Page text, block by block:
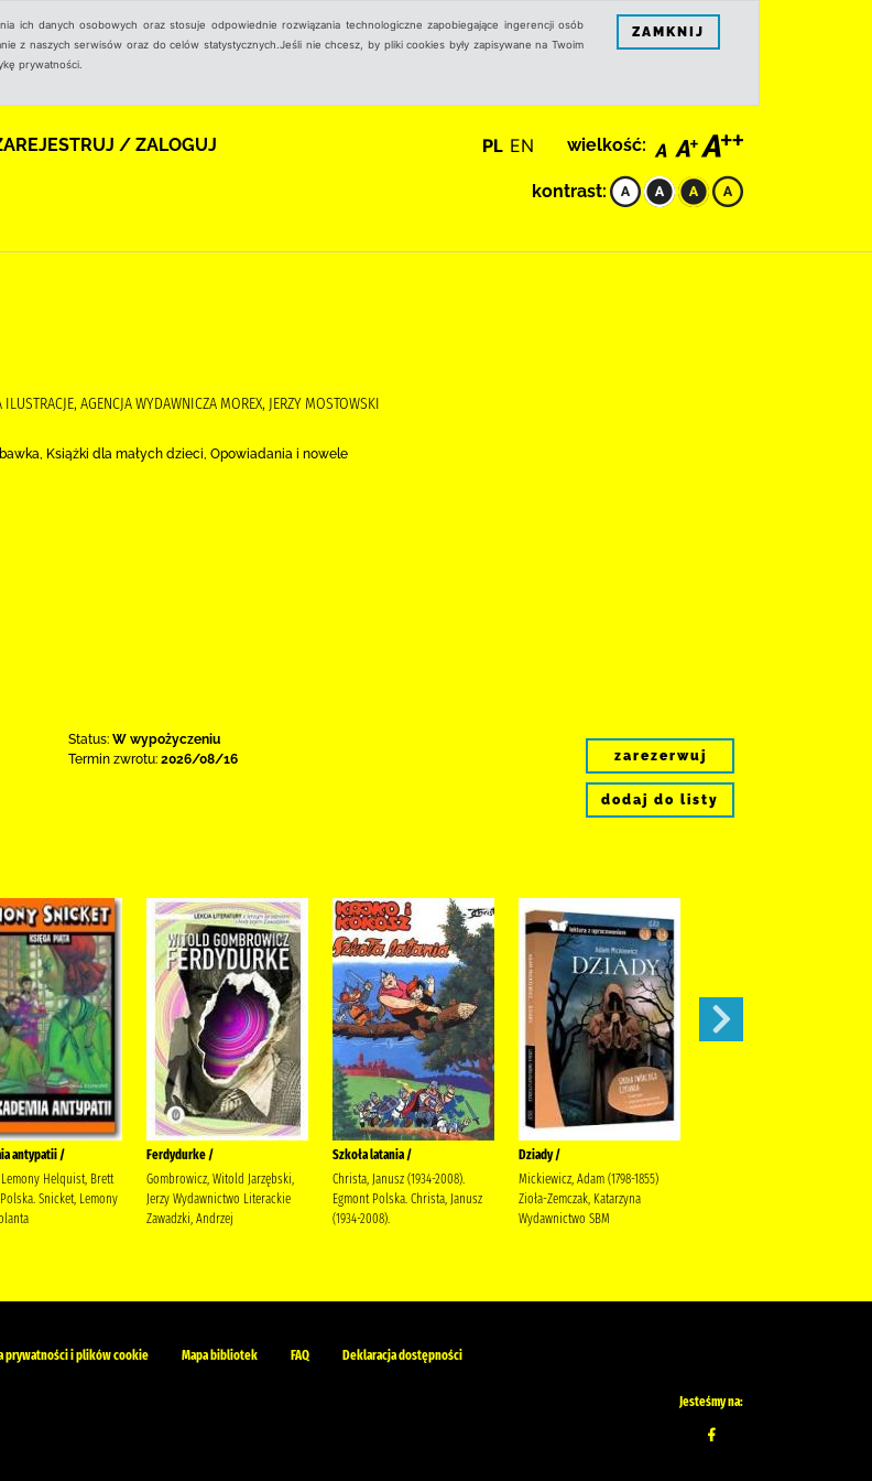
ich danych osobowych oraz stosuje odpowiednie rozwiązania technologiczne zapobiegające ingerencji osób
z naszych serwisów oraz do celów statystycznych.Jeśli nie chcesz, by pliki cookies były zapisywane na Twoim
prywatności.
ZAMKNIJ
/ ZALOGUJ PL EN wielkość:
kontrast:
AGENCJA WYDAWNICZA MOREX, JERZY MOSTOWSKI
Książki dla małych dzieci, Opowiadania i nowele
Status: W wypożyczeniu
Termin zwrotu: 2026/08/16 zarezerwuj
dodaj do listy
antypatii /
Helquist, Brett
Snicket, Lemony
Ferdydurke /
Gombrowicz, Witold Jarzębski,
Jerzy Wydawnictwo Literackie
Zawadzki, Andrzej
Szkoła latania /
Christa, Janusz (1934-2008).
Egmont Polska. Christa, Janusz
(1934-2008).
Dziady /
Mickiewicz, Adam (1798-1855)
Zioła-Zemczak, Katarzyna
Wydawnictwo SBM
prywatności i plików cookie Mapa bibliotek FAQ Deklaracja dostępności
Jesteśmy na: